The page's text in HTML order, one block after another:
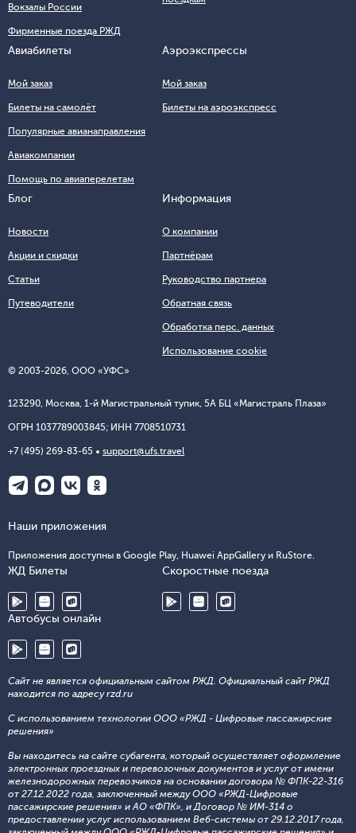
© 2003-2026, ООО «УФС»
123290, Москва, 1-й Магистральный тупик, 5А БЦ «Магистраль Плаза»
ОГРН 1037789003845; ИНН 7708510731
+7 (495) 269-83-65 support@ufs.travel
Вокзалы России
Фирменные поезда РЖД
Авиабилеты
Мой заказ
Билеты на самолёт
Популярные авианаправления
Авиакомпании
Помощь по авиаперелетам
Аэроэкспрессы
Мой заказ
Билеты на аэроэкспресс
Блог
Новости
Акции и скидки
Статьи
Путеводители
Информация
О компании
Партнёрам
Руководство партнера
Обратная связь
Обработка перс. данных
Использование cookie
Наши приложения
Приложения доступны в Google Play, Huawei AppGallery и RuStore.
ЖД Билеты Скоростные поезда
Автобусы онлайн
Сайт не является официальным сайтом РЖД. Официальный сайт РЖД
находится по адресу rzd.ru
С использованием технологии ООО «РЖД - Цифровые пассажирские
решения»
Вы находитесь на сайте субагента, который осуществляет оформление
электронных проездных и перевозочных документов и услуг от имени
железнодорожных перевозчиков на основании договора № ФПК-22-316
от 27.12.2022 года, заключенный между ООО «РЖД-Цифровые
пассажирские решения» и АО «ФПК», и Договор № ИМ-314 о
предоставлении услуг использованием Веб-системы от 29.12.2017 года,